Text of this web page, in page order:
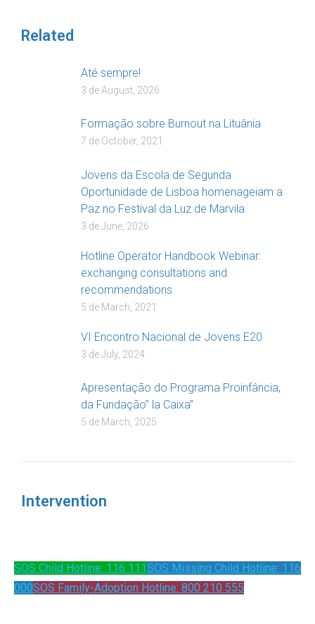
Related
Até sempre!
3 de August, 2026
Formação sobre Burnout na Lituânia
7 de October, 2021
Jovens da Escola de Segunda
Oportunidade de Lisboa homenageiam a
Paz no Festival da Luz de Marvila
3 de June, 2026
Hotline Operator Handbook Webinar:
exchanging consultations and
recommendations
5 de March, 2021
VI Encontro Nacional de Jovens E20
3 de July, 2024
Apresentação do Programa Proinfância,
da Fundação” la Caixa”
5 de March, 2025
Intervention
SOS Child Hotline: 116 111SOS Missing Child Hotline: 116
000SOS Family-Adoption Hotline: 800 210 555